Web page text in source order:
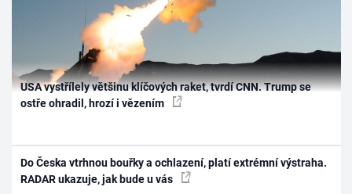
USA vystřílely většinu klíčových raket, tvrdí CNN. Trump se
ostře ohradil, hrozí i vězením
Do Česka vtrhnou bouřky a ochlazení, platí extrémní výstraha.
RADAR ukazuje, jak bude u vás